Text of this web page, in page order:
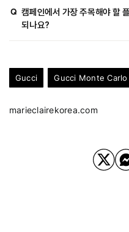
(Liminality)'으로, 출발과 도착
Q 캠페인에서 가장 주목해야 할
되나요?
Gucci
Gucci Monte Carlo
marieclairekorea.com